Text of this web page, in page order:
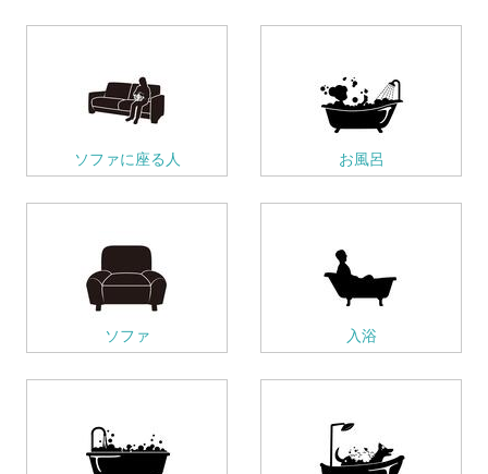
ソファに座る人 お風呂
ソファ 入浴